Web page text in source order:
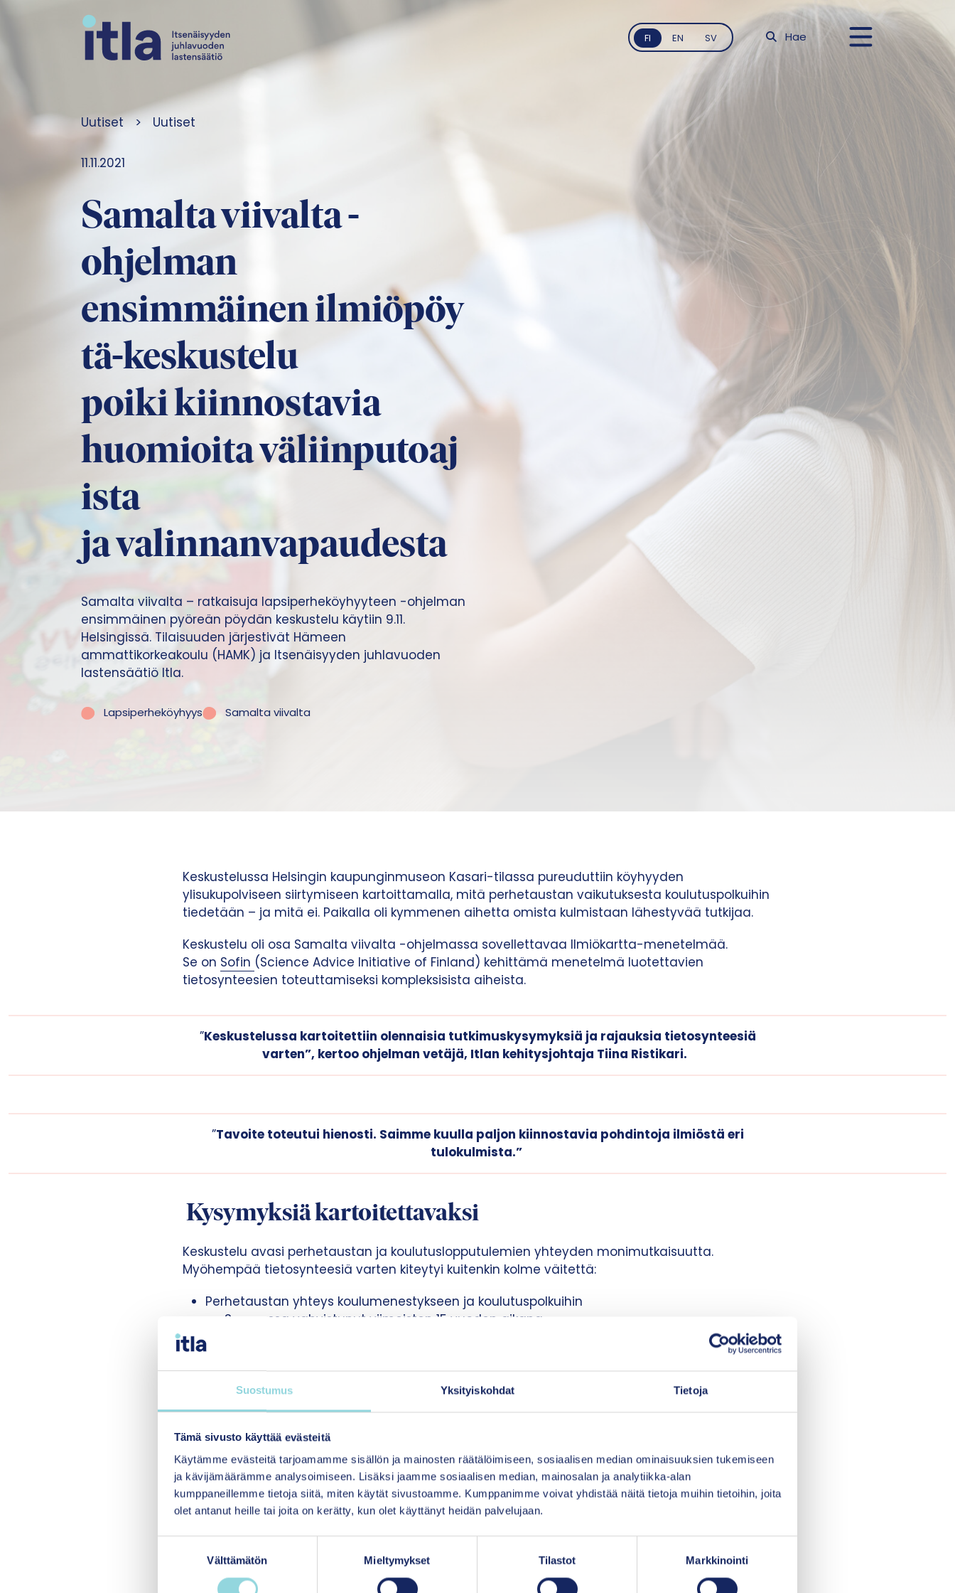
Suostumus Yksityiskohdat Tietoja
Tämä sivusto käyttää evästeitä
Käytämme evästeitä tarjoamamme sisällön ja mainosten räätälöimiseen, sosiaalisen median ominaisuuksien tukemiseen
ja kävijämäärämme analysoimiseen. Lisäksi jaamme sosiaalisen median, mainosalan ja analytiikka-alan
kumppaneillemme tietoja siitä, miten käytät sivustoamme. Kumppanimme voivat yhdistää näitä tietoja muihin tietoihin, joita
olet antanut heille tai joita on kerätty, kun olet käyttänyt heidän palvelujaan.
Välttämätön Mieltymykset Tilastot Markkinointi
FI EN SV Hae
Uutiset > Uutiset
11.11.2021
Samalta viivalta -
ohjelman
ensimmäinen ilmiöpöy
tä-keskustelu
poiki kiinnostavia
huomioita väliinputoaj
ista
ja valinnanvapaudesta
Samalta viivalta – ratkaisuja lapsiperheköyhyyteen -ohjelman
ensimmäinen pyöreän pöydän keskustelu käytiin 9.11.
Helsingissä. Tilaisuuden järjestivät Hämeen
ammattikorkeakoulu (HAMK) ja Itsenäisyyden juhlavuoden
lastensäätiö Itla.
Lapsiperheköyhyys Samalta viivalta
Keskustelussa Helsingin kaupunginmuseon Kasari-tilassa pureuduttiin köyhyyden
ylisukupolviseen siirtymiseen kartoittamalla, mitä perhetaustan vaikutuksesta koulutuspolkuihin
tiedetään – ja mitä ei. Paikalla oli kymmenen aihetta omista kulmistaan lähestyvää tutkijaa.
Keskustelu oli osa Samalta viivalta -ohjelmassa sovellettavaa Ilmiökartta-menetelmää.
Se on Sofin (Science Advice Initiative of Finland) kehittämä menetelmä luotettavien
tietosynteesien toteuttamiseksi kompleksisista aiheista.
”Keskustelussa kartoitettiin olennaisia tutkimuskysymyksiä ja rajauksia tietosynteesiä
varten”, kertoo ohjelman vetäjä, Itlan kehitysjohtaja Tiina Ristikari.
”Tavoite toteutui hienosti. Saimme kuulla paljon kiinnostavia pohdintoja ilmiöstä eri
tulokulmista.”
Kysymyksiä kartoitettavaksi
Keskustelu avasi perhetaustan ja koulutuslopputulemien yhteyden monimutkaisuutta.
Myöhempää tietosynteesiä varten kiteytyi kuitenkin kolme väitettä:
Perhetaustan yhteys koulumenestykseen ja koulutuspolkuihin
on Suomessa vahvistunut viimeisten 15 vuoden aikana.
Perhetaustan yhteys koulumenestykseen ja koulutuspolkuihin on Suomessa heikompi kuin
vertailumaissa.
Suomalainen koulutus yhdessä palvelujärjestelmän kanssa ei
pysty riittävästi tukemaan perhetaustasta kumpuavissa oppimisen haasteissa.
Vahvistaako tukea vai kaventaako valinnanvapautta?
Yhtäläisten koulutusmahdollisuuksien takaamiseksi ei löytynyt yhtä ratkaisua. Osa
keskustelijoista piti ensisijaisena keinona vanhemmuuden tukea, osa valinnanvapauden
rajoittamista. Esimerkkinä tästä valinnanvapauden kaventamisesta voidaan pitää
oppimisvelvollisuuden pidentämistä, jolla pyritään muun
muassa vähentämään perhetaustasta juontuvia koulutuslopputulemien eroja.
Toisaalta sekin tiedostettiin, että vaikka varhaiskasvatuksessa ja koulussa voitaisiinkin
tasata perhetaustasta johtuvia eroja, hyväosaiset vanhemmat löytävät aina keinoja pönkittää